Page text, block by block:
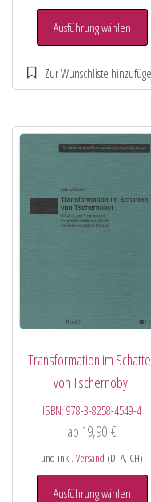
Ausführung wählen
Transformation im
von Tschernobyl
ISBN:978-3-8258-4549-4
ab 19,90€
und inkl.Versand (D, A, CH)
Ausführung wählen